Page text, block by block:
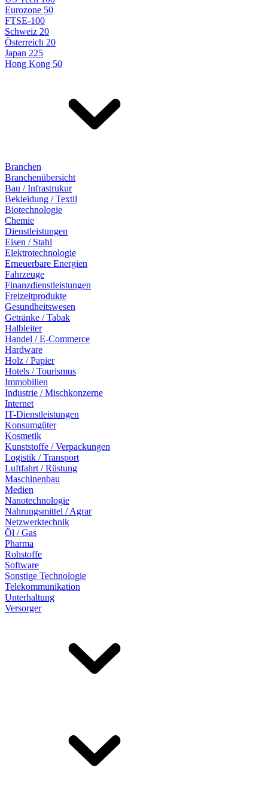
Eurozone 50
FTSE-100
Schweiz 20
Österreich 20
Japan 225
Hong Kong 50
Branchen
Branchenübersicht
Bau / Infrastrukur
Bekleidung / Textil
Biotechnologie
Chemie
Dienstleistungen
Eisen / Stahl
Elektrotechnologie
Erneuerbare Energien
Fahrzeuge
Finanzdienstleistungen
Freizeitprodukte
Gesundheitswesen
Getränke / Tabak
Halbleiter
Handel / E-Commerce
Hardware
Holz / Papier
Hotels / Tourismus
Immobilien
Industrie / Mischkonzerne
Internet
IT-Dienstleistungen
Konsumgüter
Kosmetik
Kunststoffe / Verpackungen
Logistik / Transport
Luftfahrt / Rüstung
Maschinenbau
Medien
Nanotechnologie
Nahrungsmittel / Agrar
Netzwerktechnik
Öl / Gas
Pharma
Rohstoffe
Software
Sonstige Technologie
Telekommunikation
Unterhaltung
Versorger